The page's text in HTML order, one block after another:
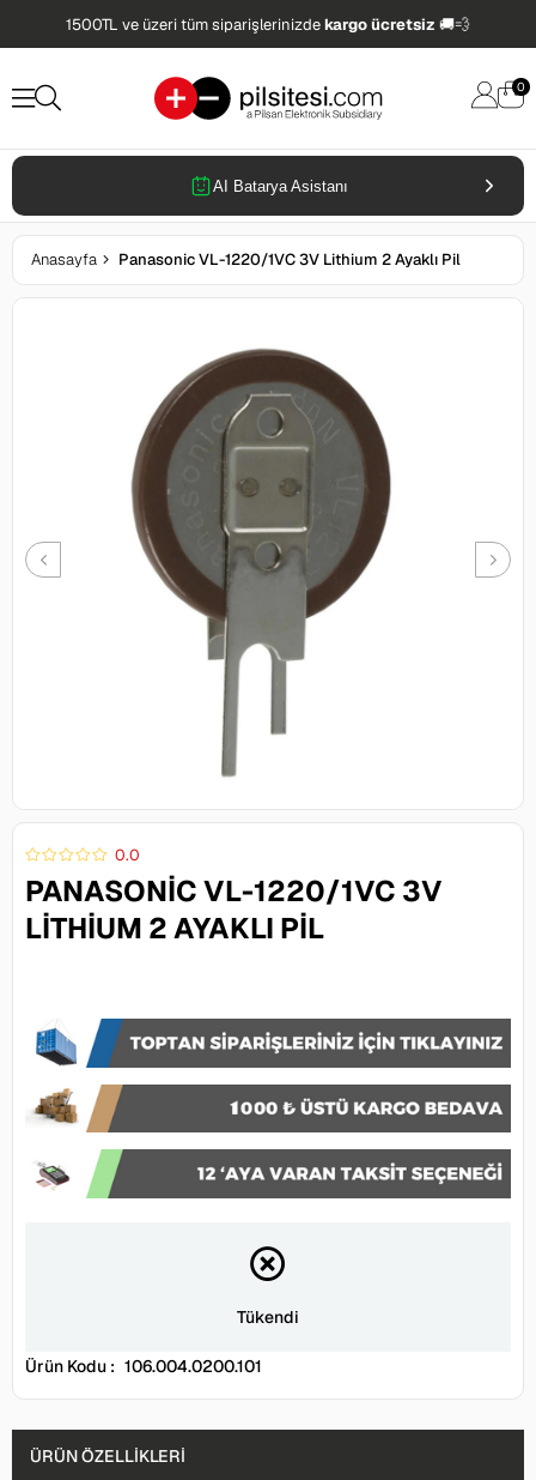
1500TL ve üzeri tüm siparişlerinizdekargo ücretsiz 🚚💨
0
AI Batarya Asistanı
Anasayfa Panasonic VL-1220/1VC 3V Lithium 2 Ayaklı Pil
0.0
PANASONIC VL-1220/1VC 3V
LITHIUM 2 AYAKLI PIL
Tükendi
Ürün Kodu : 106.004.0200.101
ÜRÜN ÖZELLIKLERI